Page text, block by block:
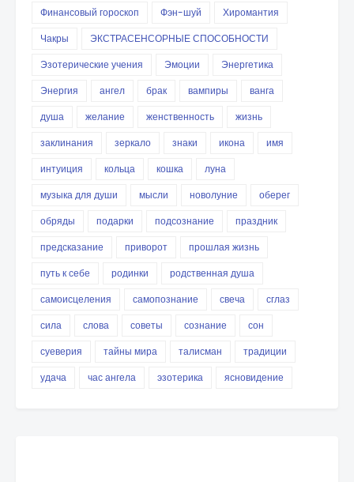
Финансовый гороскоп
Фэн-шуй
Хиромантия
Чакры
ЭКСТРАСЕНСОРНЫЕ СПОСОБНОСТИ
Эзотерические учения
Эмоции
Энергетика
Энергия
ангел брак вампиры
ванга
душа
желание женственность
жизнь
заклинания
зеркало знаки икона
имя
интуиция
кольца кошка
луна
музыка для души
мысли новолуние
оберег
обряды
подарки подсознание
праздник
предсказание
приворот
прошлая жизнь
путь к себе
родинки
родственная душа
самоисцеления
самопознание свеча
сглаз
сила
слова советы сознание
сон
суеверия
тайны мира талисман
традиции
удача
час ангела эзотерика ясновидение